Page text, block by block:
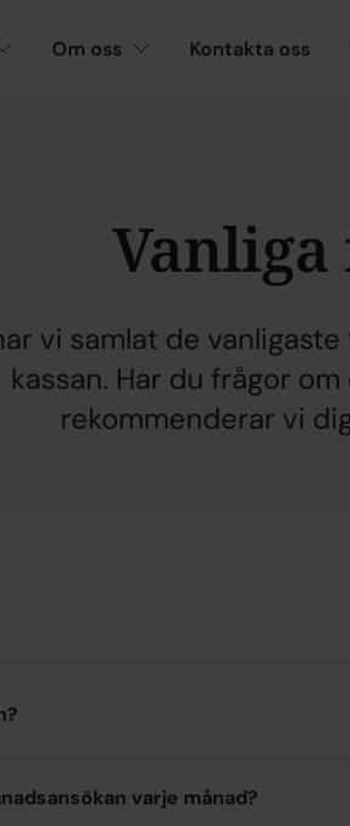
Om oss Kontakta oss
vi samlat de
kassan. Har du frågor
rekommenderar vi
varje månad?